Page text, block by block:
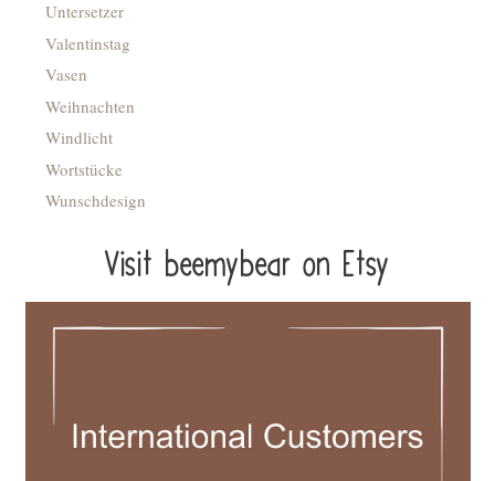
Untersetzer
Valentinstag
Vasen
Weihnachten
Windlicht
Wortstücke
Wunschdesign
Visit beemybear on Etsy